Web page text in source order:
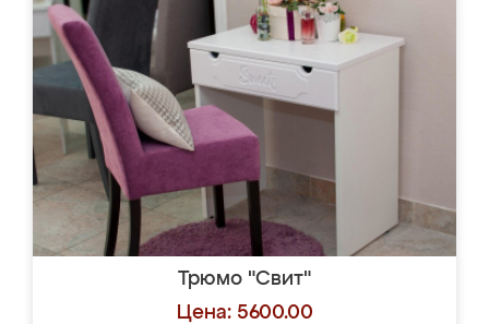
Трюмо "Свит"
Цена: 5600.00